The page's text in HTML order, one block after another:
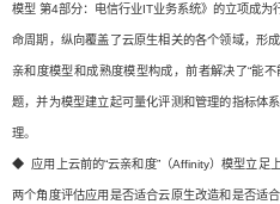
模型 第4部分：电信行业IT业务系统》的立项成
命周期，纵向覆盖了云原生相关的各个领域，形
亲和度模型和成熟度模型构成，前者解决了“能不
题，并为模型建立起可量化评测和管理的指标体
理。
◆ 应用上云前的“云亲和度”（Affinity）模型立足
两个角度评估应用是否适合云原生改造和是否适